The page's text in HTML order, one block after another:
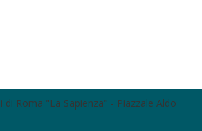
Roma "La Sapienza" - Piazzale Aldo